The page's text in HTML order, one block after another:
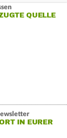
QUELLE
IN EURER